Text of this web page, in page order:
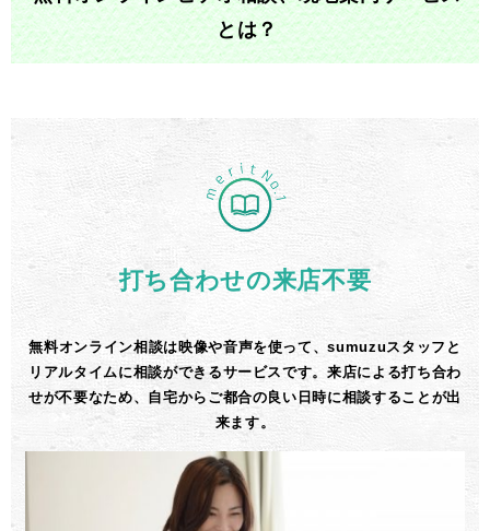
とは？
打ち合わせの来店不要
無料オンライン相談は映像や音声を使って、sumuzuスタッフと
リアルタイムに相談ができるサービスです。来店による打ち合わ
せが不要なため、自宅からご都合の良い日時に相談することが出
来ます。